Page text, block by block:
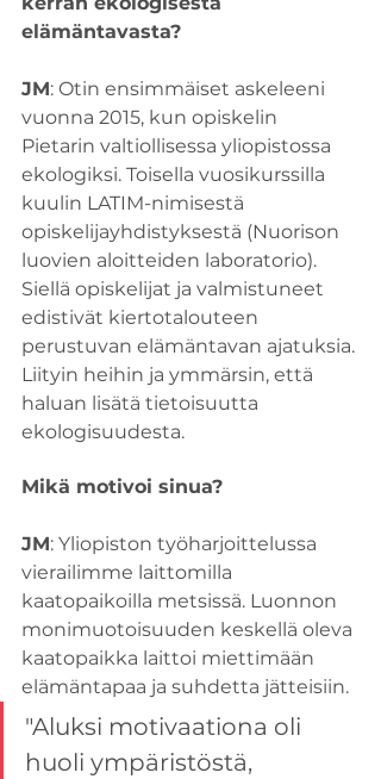
elämäntavasta?
JM: Otin ensimmäiset askeleeni
vuonna 2015, kun opiskelin
Pietarin valtiollisessa yliopistossa
ekologiksi. Toisella vuosikurssilla
kuulin LATIM-nimisestä
opiskelijayhdistyksestä (Nuorison
luovien aloitteiden laboratorio).
Siellä opiskelijat ja valmistuneet
edistivät kiertotalouteen
perustuvan elämäntavan ajatuksia.
Liityin heihin ja ymmärsin, että
haluan lisätä tietoisuutta
ekologisuudesta.
Mikä motivoi sinua?
JM: Yliopiston työharjoittelussa
vierailimme laittomilla
kaatopaikoilla metsissä. Luonnon
monimuotoisuuden keskellä oleva
kaatopaikka laittoi miettimään
elämäntapaa ja suhdetta jätteisiin.
"Aluksi motivaationa oli
huoli ympäristöstä,